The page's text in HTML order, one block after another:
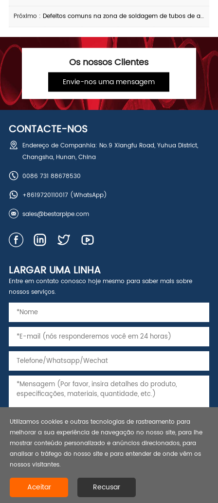
Próximo : Defeitos comuns na zona de soldagem de tubos de aço soldados a arco submerso industrial
Os nossos Clientes
Envie-nos uma mensagem
CONTACTE-NOS
Endereço de Companhia: No.9 Xiangfu Road, Yuhua District,
Changsha, Hunan, China
0086 731 88678530
+8619720110017(WhatsApp)
sales@bestarpipe.com
LARGAR UMA LINHA
Entre em contato conosco hoje mesmo para saber mais sobre
nossos serviços.
Copyright © 2021 tubos de aço sem costura, tubos e invólucro, api
5l line pipe-bestar steel co., ltd. todos os direitos reservados.
Utilizamos cookies e outras tecnologias de rastreamento para
melhorar a sua experiência de navegação no nosso site, para lhe
mostrar conteúdo personalizado e anúncios direcionados, para
analisar o tráfego do nosso site e para entender de onde vêm os
nossos visitantes.
Aceitar Recusar